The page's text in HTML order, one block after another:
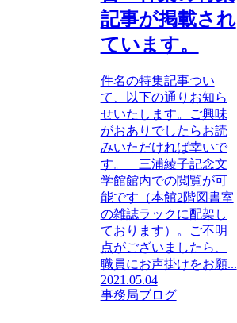
記事が掲載され
ています。
件名の特集記事つい
て、以下の通りお知ら
せいたします。ご興味
がおありでしたらお読
みいただければ幸いで
す。 三浦綾子記念文
学館館内での閲覧が可
能です（本館2階図書室
の雑誌ラックに配架し
ております）。ご不明
点がございましたら、
職員にお声掛けをお願...
2021.05.04
事務局ブログ